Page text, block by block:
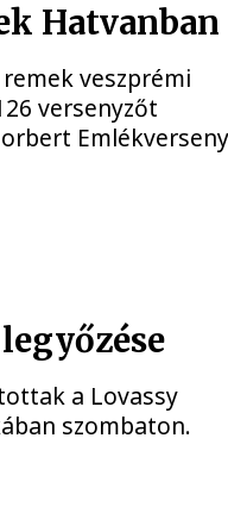
Hatvanban
veszprémi
versenyzőt
a Lovassy
szombaton.